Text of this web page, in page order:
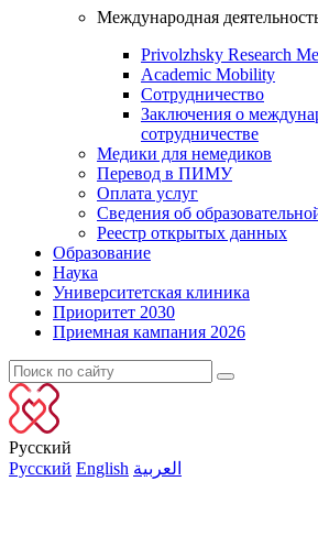
Международная
Privolzhsky Research
Academic Mobility
Сотрудничество
Заключения о
сотрудничестве
Медики для немедиков
Перевод в ПИМУ
Оплата услуг
Сведения об
Реестр открытых данных
Образование
Наука
Университетская клиника
Приоритет 2030
Приемная кампания 2026
Русский
Русский English العربية